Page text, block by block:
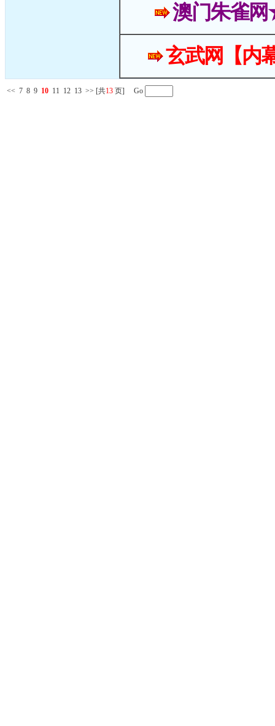
澳门朱雀
玄武网【内
<< 7 8 9 10 11 12 13 >> [共13 页] Go